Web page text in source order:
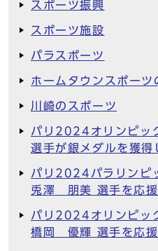
スポーツ振興
スポーツ施設
パラスポーツ
ホームタウンスポーツ
川崎のスポーツ
パリ2024オリンピッ
選手が銀メダルを獲得
パリ2024パラリンピ
兎澤 朋美 選手を応援
パリ2024オリンピッ
橋岡 優輝 選手を応援